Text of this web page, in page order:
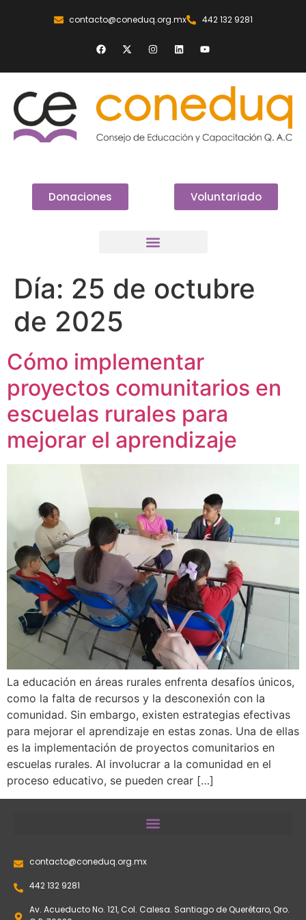
contacto@coneduq.org.mx 442 132 9281
Donaciones Voluntariado
Día: 25 de octubre
de 2025
Cómo implementar
proyectos comunitarios en
escuelas rurales para
mejorar el aprendizaje
La educación en áreas rurales enfrenta desafíos únicos,
como la falta de recursos y la desconexión con la
comunidad. Sin embargo, existen estrategias efectivas
para mejorar el aprendizaje en estas zonas. Una de ellas
es la implementación de proyectos comunitarios en
escuelas rurales. Al involucrar a la comunidad en el
proceso educativo, se pueden crear […]
contacto@coneduq.org.mx
442 132 9281
Av. Acueducto No. 121, Col. Calesa. Santiago de Querétaro, Qro.